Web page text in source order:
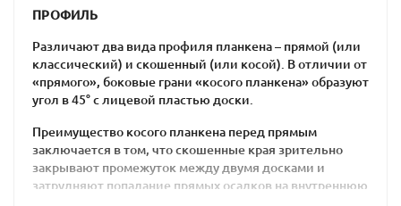
породы (лиственницы), делают скошенный планкен
оптимальным решением для оформления фасадов.
Преимущества и
особенности
применения материала
По сравнению с прямым профилем косой планкен
ПРОФИЛЬ
Различают два вида профиля планкена – прямой (или
классический) и скошенный (или косой). В отличии от
«прямого», боковые грани «косого планкена» образуют
угол в 45° с лицевой пластью доски.
Преимущество косого планкена перед прямым
заключается в том, что скошенные края зрительно
закрывают промежуток между двумя досками и
затрудняют попадание прямых осадков на внутреннюю